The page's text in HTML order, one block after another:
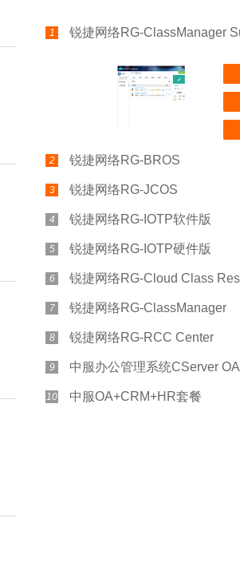
1
2 锐捷网络RG-BROS
3 锐捷网络RG-JCOS
4 锐捷网络RG-IOTP软件版
5 锐捷网络RG-IOTP硬件版
6
7 锐捷网络RG-ClassManager
8 锐捷网络RG-RCC Center
9 中服办公管理系统CServer OA
10 中服OA+CRM+HR套餐